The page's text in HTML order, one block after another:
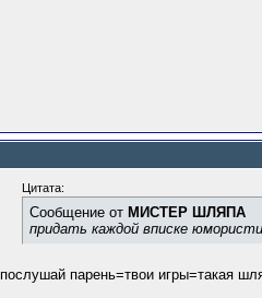
Цитата:
Сообщение от МИСТЕР ШЛЯПА
придать каждой вписке
послушай парень=твои игры=такая